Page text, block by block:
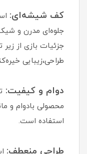
کف شیشه‌ای:
جلوه‌ای مدرن و
جزئیات بازی از
طراحی،زیبایی
دوام و کیفیت:
محصولی بادوام و
استفاده است.
طراحی منعطف: